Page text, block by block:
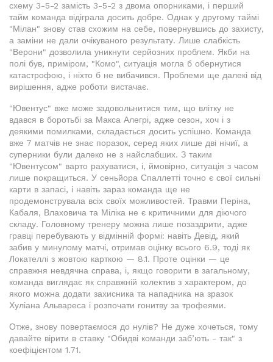
схему 3-5-2 замість 3-5-2 з двома опорниками, і перший
тайм команда відіграла досить добре. Однак у другому таймі
"Мілан" знову став схожим на себе, повернувшись до захисту,
а заміни не дали очікуваного результату. Лише слабкість
"Верони" дозволила уникнути серйозних проблем. Якби на
полі був, приміром, "Комо", ситуація могла б обернутися
катастрофою, і ніхто б не вибачився. Проблеми ще далекі від
вирішення, адже роботи вистачає.
"Ювентус" вже може задовольнитися тим, що влітку не
вдався в боротьбі за Макса Алегрі, адже сезон, хоч і з
деякими помилками, складається досить успішно. Команда
вже 7 матчів не знає поразок, серед яких лише дві нічиї, а
суперники були далеко не з найслабших. З таким
"Ювентусом" варто рахуватися, і, ймовірно, ситуація з часом
лише покращиться. У сеньйора Спаллетті точно є свої сильні
карти в запасі, і навіть зараз команда ще не
продемонструвала всіх своїх можливостей. Травми Періна,
Кабаля, Влаховича та Міліка не є критичними для діючого
складу. Головному тренеру можна лише позаздрити, адже
гравці перебувають у відмінній формі: навіть Девід, який
забив у минулому матчі, отримав оцінку всього 6.9, тоді як
Локателлі з жовтою карткою — 8.1. Проте оцінки — це
справжня невдячна справа, і, якщо говорити в загальному,
команда виглядає як справжній колектив з характером, до
якого можна додати захисника та нападника на зразок
Хуліана Альвареса і розпочати гонитву за трофеями.
Отже, знову повертаємося до нулів? Не дуже хочеться, тому
давайте вірити в ставку "Обидві команди заб’ють - так" з
коефіцієнтом 1.71.